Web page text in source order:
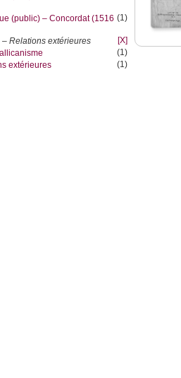
(public) – Concordat (1516 (1)
Relations extérieures
[X]
(1)
extérieures
(1)